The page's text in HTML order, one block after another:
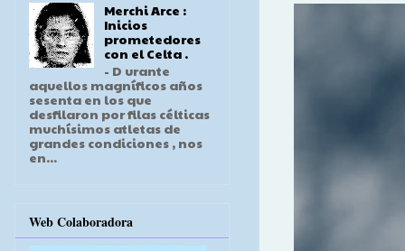
Merchi Arce :
Inicios
prometedores
con el Celta .
- D urante
aquellos magníficos años
sesenta en los que
desfilaron por filas célticas
muchísimos atletas de
grandes condiciones , nos
en...
Web Colaboradora